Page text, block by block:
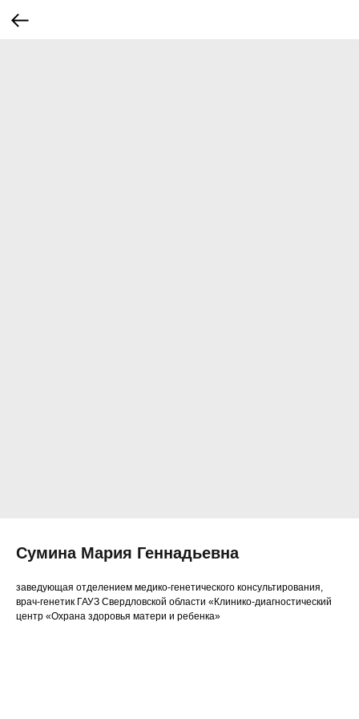
Сумина Мария Геннадьевна
заведующая отделением медико-генетического консультирования,
врач-генетик ГАУЗ Свердловской области «Клинико-диагностический
центр «Охрана здоровья матери и ребенка»